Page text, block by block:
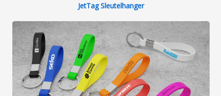
JetTag Sleutelhanger